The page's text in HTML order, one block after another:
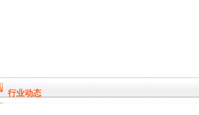
行业动态